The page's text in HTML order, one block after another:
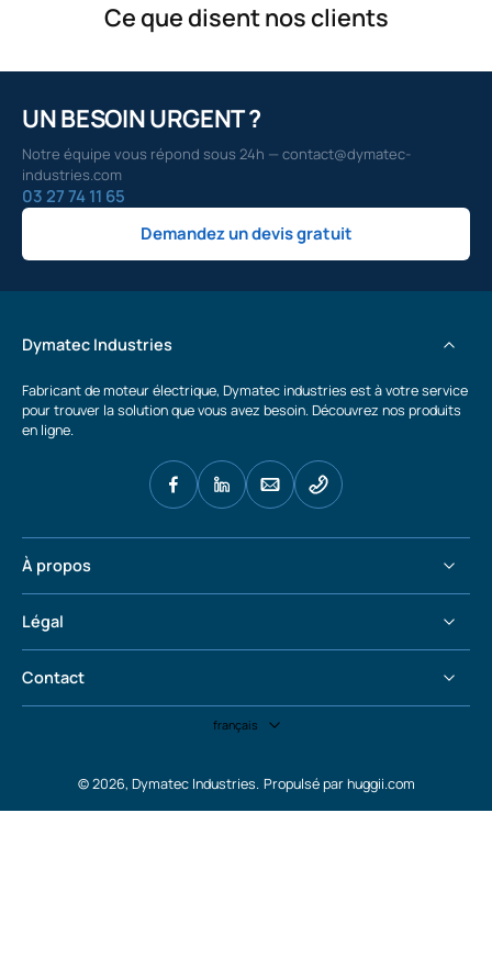
Ce que disent nos clients
UN BESOIN URGENT ?
Notre équipe vous répond sous 24h — contact@dymatec-
industries.com
03 27 74 11 65
Demandez un devis gratuit
Dymatec Industries
Fabricant de moteur électrique, Dymatec industries est à votre service
pour trouver la solution que vous avez besoin. Découvrez nos produits
en ligne.
À propos
Légal
Contact
français
© 2026, Dymatec Industries. Propulsé par huggii.com